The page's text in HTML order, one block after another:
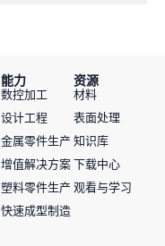
能力
数控加工
设计工程
金属零件生产
增值解决方案
塑料零件生产
快速成型制造
资源
材料
表面处理
知识库
下载中心
观看与学习